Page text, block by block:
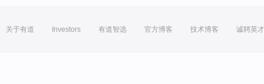
关于有道 Investors 有道智选 官方博客 技术博客 诚聘英才